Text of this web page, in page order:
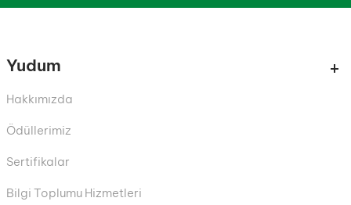
Yudum
Hakkımızda
Ödüllerimiz
Sertifikalar
Bilgi Toplumu Hizmetleri